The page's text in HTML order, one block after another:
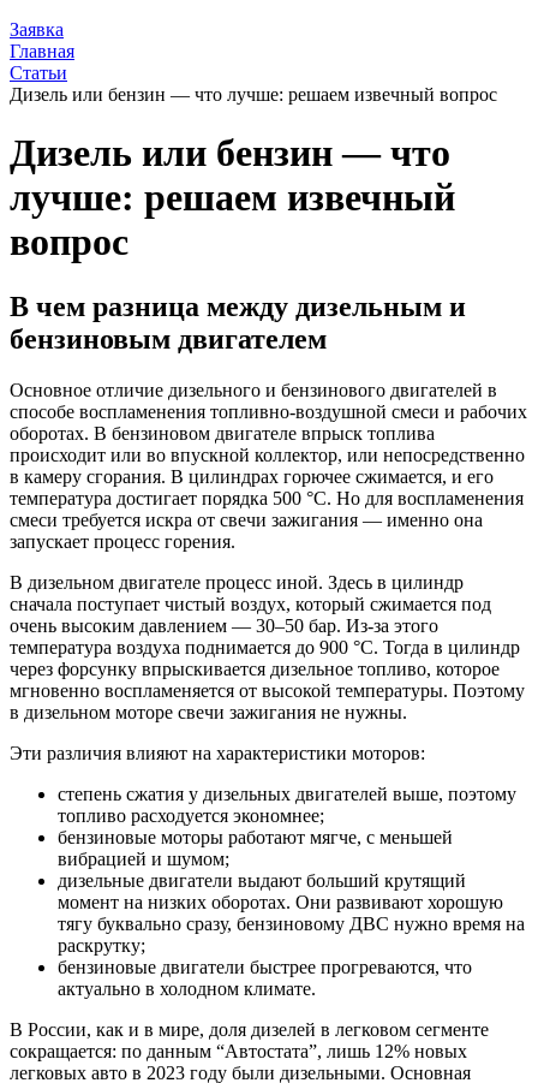
Заявка
Главная
Статьи
Дизель или бензин — что лучше: решаем извечный вопрос
Дизель или бензин — что
лучше: решаем извечный
вопрос
В чем разница между дизельным и
бензиновым двигателем
Основное отличие дизельного и бензинового двигателей в
способе воспламенения топливно-воздушной смеси и рабочих
оборотах. В бензиновом двигателе впрыск топлива
происходит или во впускной коллектор, или непосредственно
в камеру сгорания. В цилиндрах горючее сжимается, и его
температура достигает порядка 500 °С. Но для воспламенения
смеси требуется искра от свечи зажигания — именно она
запускает процесс горения.
В дизельном двигателе процесс иной. Здесь в цилиндр
сначала поступает чистый воздух, который сжимается под
очень высоким давлением — 30–50 бар. Из-за этого
температура воздуха поднимается до 900 °С. Тогда в цилиндр
через форсунку впрыскивается дизельное топливо, которое
мгновенно воспламеняется от высокой температуры. Поэтому
в дизельном моторе свечи зажигания не нужны.
Эти различия влияют на характеристики моторов:
степень сжатия у дизельных двигателей выше, поэтому
топливо расходуется экономнее;
бензиновые моторы работают мягче, с меньшей
вибрацией и шумом;
дизельные двигатели выдают больший крутящий
момент на низких оборотах. Они развивают хорошую
тягу буквально сразу, бензиновому ДВС нужно время на
раскрутку;
бензиновые двигатели быстрее прогреваются, что
актуально в холодном климате.
В России, как и в мире, доля дизелей в легковом сегменте
сокращается: по данным “Автостата”, лишь 12% новых
легковых авто в 2023 году были дизельными. Основная